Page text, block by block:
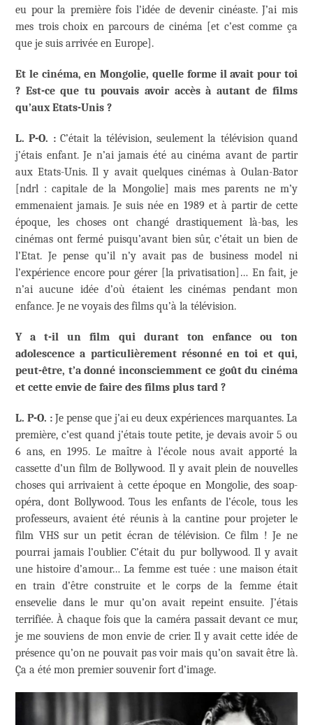
eu pour la première fois l’idée de devenir cinéaste. J’ai mis
mes trois choix en parcours de cinéma [et c’est comme ça
que je suis arrivée en Europe].
Et le cinéma, en Mongolie, quelle forme il avait pour toi
? Est-ce que tu pouvais avoir accès à autant de films
qu’aux Etats-Unis ?
L. P-O. :C’était la télévision, seulement la télévision quand
j’étais enfant. Je n’ai jamais été au cinéma avant de partir
aux Etats-Unis. Il y avait quelques cinémas à Oulan-Bator
[ndrl : capitale de la Mongolie] mais mes parents ne m’y
emmenaient jamais. Je suis née en 1989 et à partir de cette
époque, les choses ont changé drastiquement là-bas, les
cinémas ont fermé puisqu’avant bien sûr, c’était un bien de
l’Etat. Je pense qu’il n’y avait pas de business model ni
l’expérience encore pour gérer [la privatisation]… En fait, je
n’ai aucune idée d’où étaient les cinémas pendant mon
enfance. Je ne voyais des films qu’à la télévision.
Y a t-il un film qui durant ton enfance ou ton
adolescence a particulièrement résonné en toi et qui,
peut-être, t’a donné inconsciemment ce goût du cinéma
et cette envie de faire des films plus tard ?
L. P-O. : Je pense que j’ai eu deux expériences marquantes. La
première, c’est quand j’étais toute petite, je devais avoir 5 ou
6 ans, en 1995. Le maître à l’école nous avait apporté la
cassette d’un film de Bollywood. Il y avait plein de nouvelles
choses qui arrivaient à cette époque en Mongolie, des soap-
opéra, dont Bollywood. Tous les enfants de l’école, tous les
professeurs, avaient été réunis à la cantine pour projeter le
film VHS sur un petit écran de télévision. Ce film ! Je ne
pourrai jamais l’oublier. C’était du pur bollywood. Il y avait
une histoire d’amour… La femme est tuée : une maison était
en train d’être construite et le corps de la femme était
ensevelie dans le mur qu’on avait repeint ensuite. J’étais
terrifiée. À chaque fois que la caméra passait devant ce mur,
je me souviens de mon envie de crier. Il y avait cette idée de
présence qu’on ne pouvait pas voir mais qu’on savait être là.
Ça a été mon premier souvenir fort d’image.